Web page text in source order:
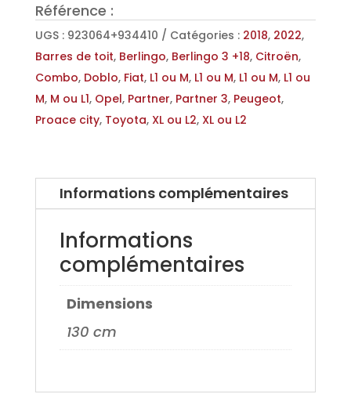
130
cm
pour
Berlingo
3
+18,
+18,
Combo
Proace
+19,
Doblo
Référence :
UGS : 923064+934410 Catégories : 2018, 2022,
Barres de toit, Berlingo, Berlingo 3 +18, Citroën,
Combo, Doblo, Fiat, L1 ou M, L1 ou M, L1 ou M, L1 ou
M, M ou L1, Opel, Partner, Partner 3, Peugeot,
Proace city, Toyota, XL ou L2, XL ou L2
Informations complémentaires
Informations
complémentaires
Dimensions
130 cm